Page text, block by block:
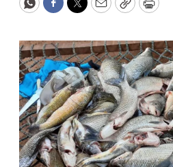
WhatsApp
Facebook
Twitter
EmailCopyPrint